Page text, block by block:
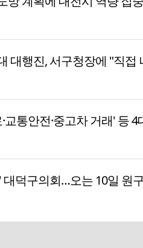
대행진, 서구청장에 "직접
교통안전·중고차 거래' 등
덕구의회…오는 10일 원